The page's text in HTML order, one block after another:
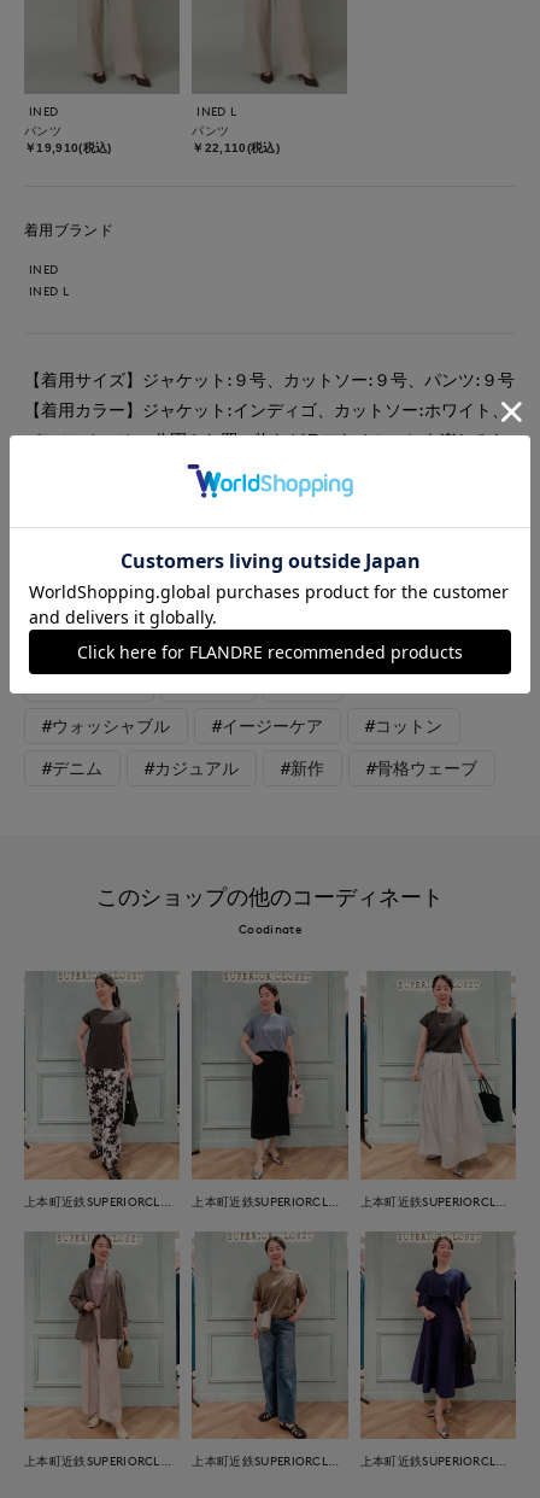
INED
パンツ
￥19,910(税込)
INED L
パンツ
￥22,110(税込)
着用ブランド
INED
INED L
【着用サイズ】ジャケット:９号、カットソー:９号、パンツ:９号
【着用カラー】ジャケット:インディゴ、カットソー:ホワイト、
パンツ:ベージュ 公園やお買い物などラフなオシャレを楽しみた
い休日にオススメのビスチェ風カットソーとイージーパンツ。デ
ニムジャケットはコンパクトな丈感でワイドパンツに良く合いま
す。アームホールがゆったりでラクに羽織れます。カットソーは
デザイン性があり、着るだけでオシャレを楽しめます。パンツは
ウエストオールゴムで紐で調節可能です。どれもさらっとした着
心地です。
#ウォッシャブル #イージーケア #コットン
#デニム #カジュアル #新作 #骨格ウェーブ
このショップの他のコーディネート
Coodinate